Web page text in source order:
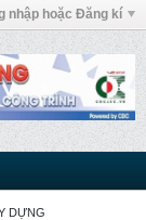
nhập hoặc Đăng kí
DỰNG